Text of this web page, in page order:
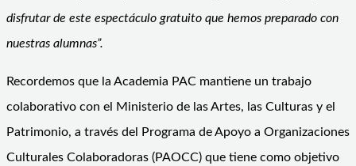
disfrutar de este espectáculo gratuito que hemos preparado con
nuestras alumnas”.
Recordemos que la Academia PAC mantiene un trabajo
colaborativo con el Ministerio de las Artes, las Culturas y el
Patrimonio, a través del Programa de Apoyo a Organizaciones
Culturales Colaboradoras (PAOCC) que tiene como objetivo